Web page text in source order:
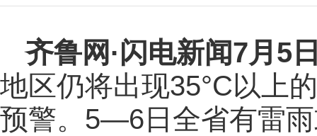
齐鲁网 ·闪电新闻7月5
地区仍将出现35°C以上
预警。5—6日全省有雷